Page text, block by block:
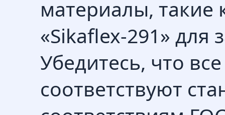
материалы, такие
«Sikaflex-291» для
Убедитесь, что
соответствуют